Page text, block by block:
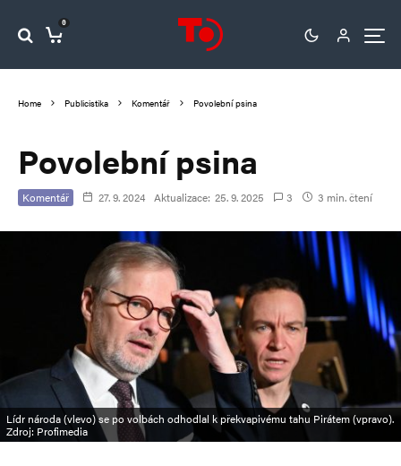
0
Home Publicistika Komentář Povolební psina
Povolební psina
Komentář 27. 9. 2024 Aktualizace: 25. 9. 2025 3 3 min. čtení
Lídr národa (vlevo) se po volbách odhodlal k překvapivému tahu Pirátem (vpravo).
Zdroj: Profimedia